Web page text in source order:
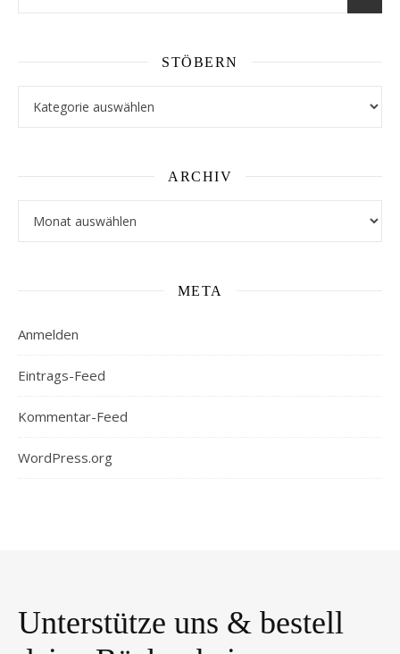
STÖBERN
ARCHIV
META
Anmelden
Eintrags-Feed
Kommentar-Feed
WordPress.org
Unterstütze uns & bestell